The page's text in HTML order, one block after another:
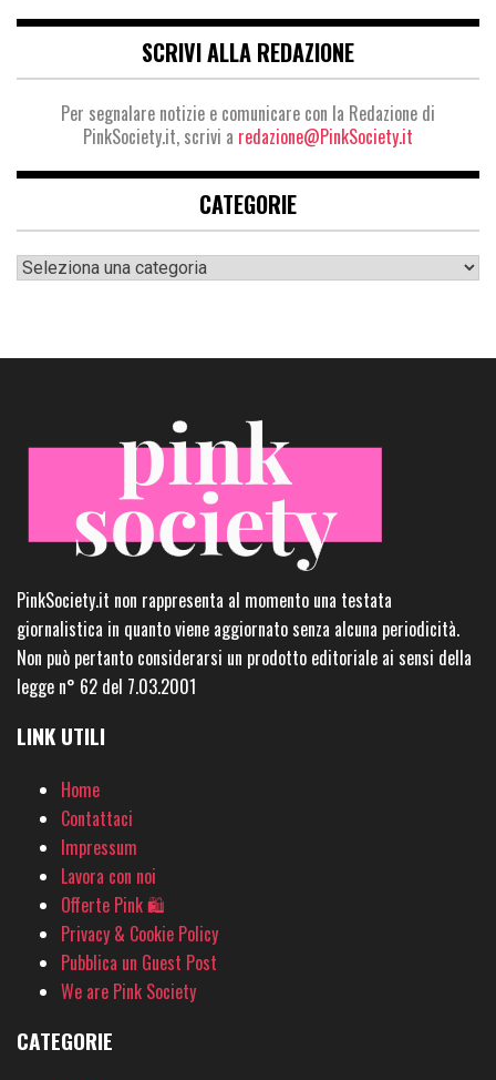
SCRIVI ALLA REDAZIONE
Per segnalare notizie e comunicare con la Redazione di
PinkSociety.it, scrivi a redazione@PinkSociety.it
CATEGORIE
Categorie
PinkSociety.it non rappresenta al momento una testata
giornalistica in quanto viene aggiornato senza alcuna periodicità.
Non può pertanto considerarsi un prodotto editoriale ai sensi della
legge n° 62 del 7.03.2001
LINK UTILI
Home
Contattaci
Impressum
Lavora con noi
Offerte Pink 🛍
Privacy & Cookie Policy
Pubblica un Guest Post
We are Pink Society
CATEGORIE